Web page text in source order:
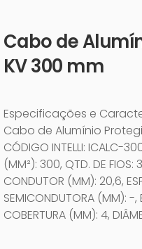
Cabo de
KV 300 mm
Especificações e
Cabo de Alumínio
CÓDIGO INTELLI: ICALC-
(MM²): 300, QTD. DE FIOS:
CONDUTOR (MM): 20,6,
SEMICONDUTORA (MM): -,
COBERTURA (MM): 4,